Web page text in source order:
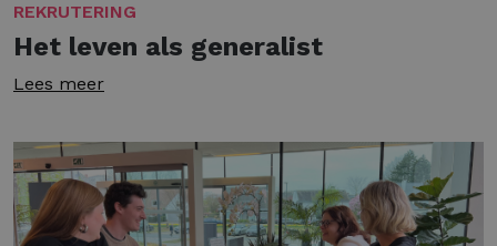
REKRUTERING
Het leven als generalist
Lees meer